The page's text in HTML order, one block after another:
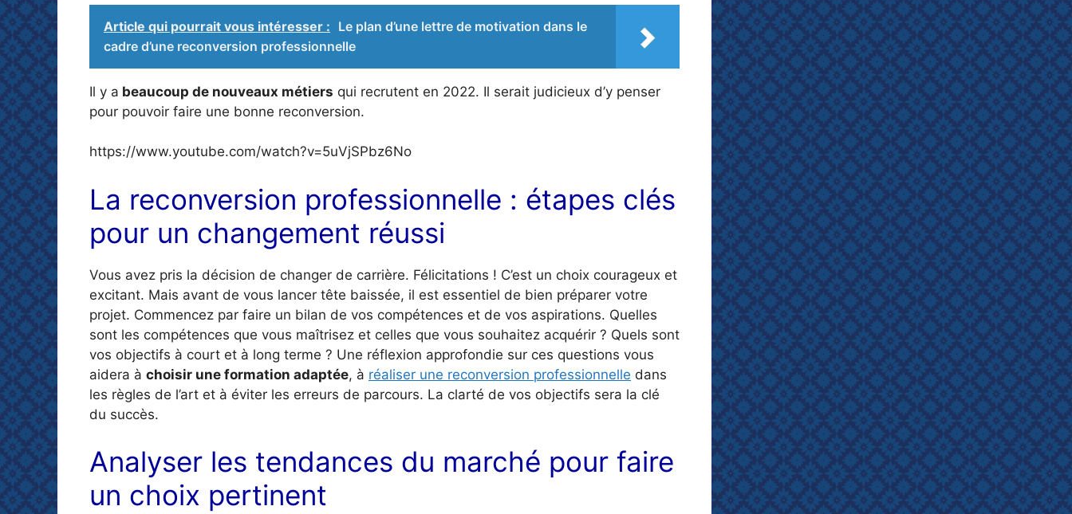
Article qui pourrait vous intéresser : Le plan d’une lettre de motivation dans le
cadre d’une reconversion professionnelle
Il y a beaucoup de nouveaux métiers qui recrutent en 2022. Il serait judicieux d’y penser
pour pouvoir faire une bonne reconversion.
https://www.youtube.com/watch?v=5uVjSPbz6No
La reconversion professionnelle : étapes clés
pour un changement réussi
Vous avez pris la décision de changer de carrière. Félicitations ! C’est un choix courageux et
excitant. Mais avant de vous lancer tête baissée, il est essentiel de bien préparer votre
projet. Commencez par faire un bilan de vos compétences et de vos aspirations. Quelles
sont les compétences que vous maîtrisez et celles que vous souhaitez acquérir ? Quels sont
vos objectifs à court et à long terme ? Une réflexion approfondie sur ces questions vous
aidera à choisir une formation adaptée, à réaliser une reconversion professionnelle dans
les règles de l’art et à éviter les erreurs de parcours. La clarté de vos objectifs sera la clé
du succès.
Analyser les tendances du marché pour faire
un choix pertinent